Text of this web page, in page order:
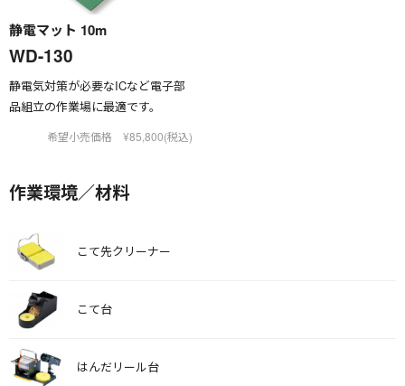
静電マット 10m
WD-130
静電気対策が必要なICなど電子部
品組立の作業場に最適です。
希望小売価格 ¥85,800(税込)
作業環境／材料
こて先クリーナー
こて台
はんだリール台